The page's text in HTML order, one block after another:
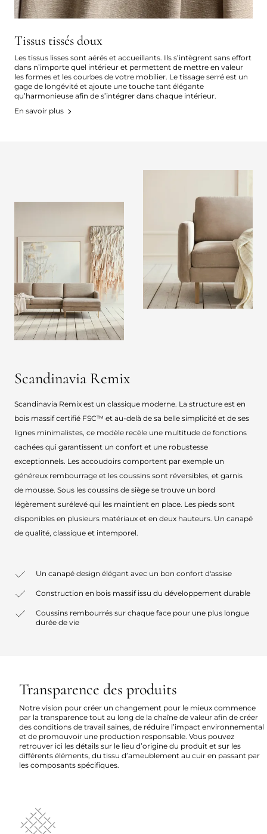
Tissus tissés doux
Les tissus lisses sont aérés et accueillants. Ils s’intègrent sans effort
dans n’importe quel intérieur et permettent de mettre en valeur
les formes et les courbes de votre mobilier. Le tissage serré est un
gage de longévité et ajoute une touche tant élégante
qu’harmonieuse afin de s’intégrer dans chaque intérieur.
En savoir plus
Scandinavia Remix
Scandinavia Remix est un classique moderne. La structure est en
bois massif certifié FSC™ et au-delà de sa belle simplicité et de ses
lignes minimalistes, ce modèle recèle une multitude de fonctions
cachées qui garantissent un confort et une robustesse
exceptionnels. Les accoudoirs comportent par exemple un
généreux rembourrage et les coussins sont réversibles, et garnis
de mousse. Sous les coussins de siège se trouve un bord
légèrement surélevé qui les maintient en place. Les pieds sont
disponibles en plusieurs matériaux et en deux hauteurs. Un canapé
de qualité, classique et intemporel.
Un canapé design élégant avec un bon confort d'assise
Construction en bois massif issu du développement durable
Coussins rembourrés sur chaque face pour une plus longue
durée de vie
Transparence des produits
Notre vision pour créer un changement pour le mieux commence
par la transparence tout au long de la chaîne de valeur afin de créer
des conditions de travail saines, de réduire l’impact environnemental
et de promouvoir une production responsable. Vous pouvez
retrouver ici les détails sur le lieu d’origine du produit et sur les
différents éléments, du tissu d’ameublement au cuir en passant par
les composants spécifiques.